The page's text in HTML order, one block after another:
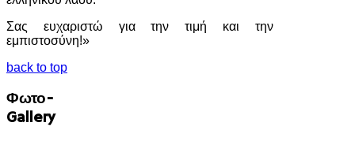
Σας ευχαριστώ για την τιμή και την
εμπιστοσύνη!»
back to top
Φωτο-
Gallery